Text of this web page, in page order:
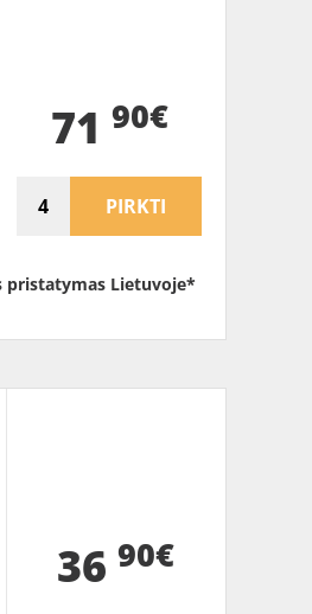
71 90€
PIRKTI
pristatymas Lietuvoje*
3690€